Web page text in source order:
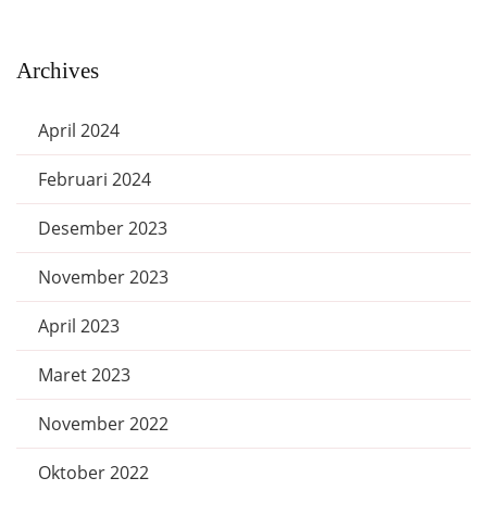
Archives
April 2024
Februari 2024
Desember 2023
November 2023
April 2023
Maret 2023
November 2022
Oktober 2022